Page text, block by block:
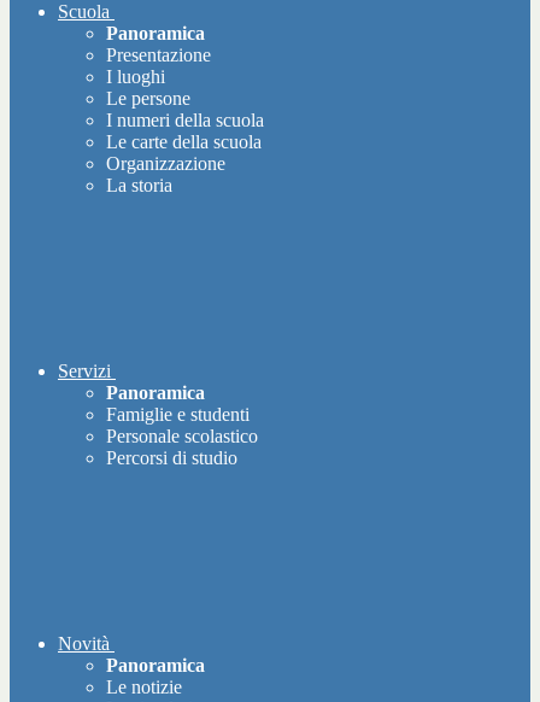
Scuola
Panoramica
Presentazione
I luoghi
Le persone
I numeri della scuola
Le carte della scuola
Organizzazione
La storia
Servizi
Panoramica
Famiglie e studenti
Personale scolastico
Percorsi di studio
Novità
Panoramica
Le notizie